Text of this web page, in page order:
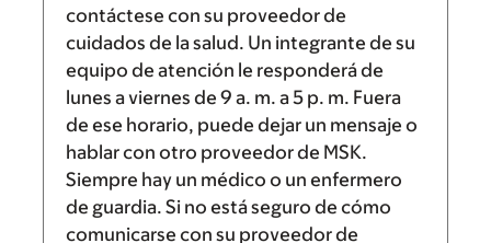
contáctese con su proveedor de
cuidados de la salud. Un integrante de su
equipo de atención le responderá de
lunes a viernes de 9 a. m. a5 p. m. Fuera
de ese horario, puede dejar un mensaje o
hablar con otro proveedor de MSK.
Siempre hay un médico o un enfermero
de guardia. Si no está seguro de cómo
comunicarse con su proveedor de